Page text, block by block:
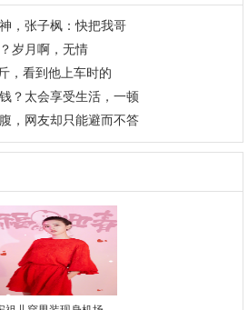
，张子枫：快把我哥
岁月啊，无情
，看到他上车时的
？太会享受生活，一顿
，网友却只能避而不答